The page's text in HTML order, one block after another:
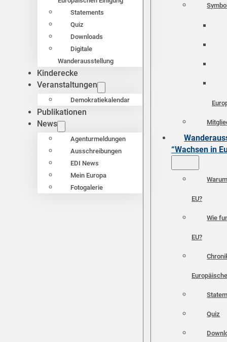
Statements
Quiz
Downloads
Digitale
Wanderausstellung
Kinderecke
Veranstaltungen
Demokratiekalendar
Publikationen
News
Agenturmeldungen
Ausschreibungen
EDI News
Mein Europa
Fotogalerie
“Wachsen in
EU?
Wie
EU?
Quiz